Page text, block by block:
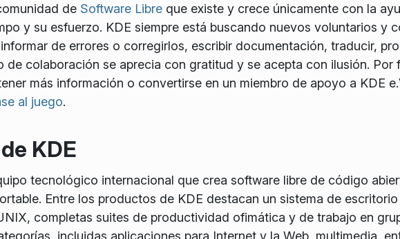
de Software Libreque existe y crece únicamente con la
y su esfuerzo. KDE siempre está buscando nuevos voluntarios y
de errores o corregirlos, escribir documentación, traducir,
de colaboración se aprecia con gratitud y se acepta con ilusión. Por
más información o convertirse en un miembro de apoyo a KDE
al juego.
KDE
tecnológico internacional que crea software libre de código
Entre los productos de KDE destacan un sistema de
completas suites de productividad ofimática y de trabajo en
incluidas aplicaciones para Internet y la Web, multimedia,